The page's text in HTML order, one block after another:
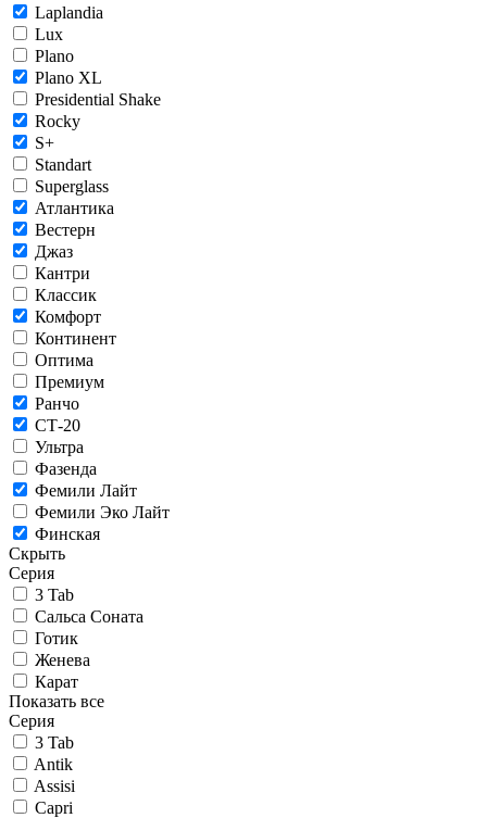
Laplandia
Lux
Plano
Plano XL
Presidential Shake
Rocky
S+
Standart
Superglass
Атлантика
Вестерн
Джаз
Кантри
Классик
Комфорт
Континент
Оптима
Премиум
Ранчо
СТ-20
Ультра
Фазенда
Фемили Лайт
Фемили Эко Лайт
Финская
Скрыть
Серия
3 Tab
Сальса Соната
Готик
Женева
Карат
Показать все
Серия
3 Tab
Antik
Assisi
Capri